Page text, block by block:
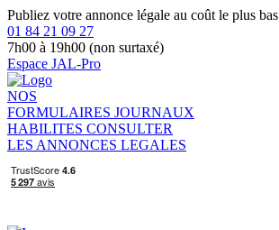
Publiez votre annonce légale au coût le plus bas
01 84 21 09 27
7h00 à 19h00 (non surtaxé)
Espace JAL-Pro
NOS
FORMULAIRES JOURNAUX
HABILITES CONSULTER
LES ANNONCES LEGALES